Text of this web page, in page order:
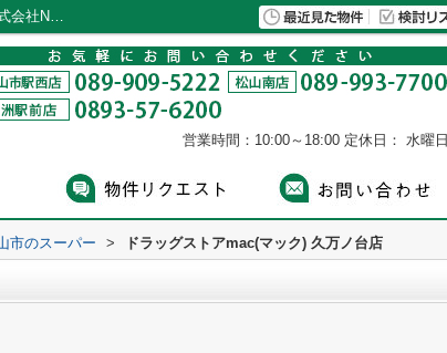
ドラッグストアmac(マック) 久万ノ台店情報ページ｜松山市・大洲市の賃貸・不動産なら株式会社NYホーム
営業時間：10:00～18:00 定休日： 水曜日
市のスーパー > ドラッグストアmac(マック) 久万ノ台店